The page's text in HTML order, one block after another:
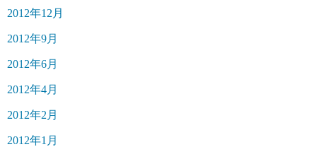
2012年12月
2012年9月
2012年6月
2012年4月
2012年2月
2012年1月